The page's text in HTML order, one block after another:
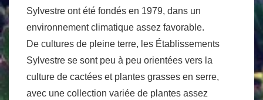
Sylvestre ont été fondés en 1979, dans un
environnement climatique assez favorable.
De cultures de pleine terre, les Établissements
Sylvestre se sont peu à peu orientées vers la
culture de cactées et plantes grasses en serre,
avec une collection variée de plantes assez